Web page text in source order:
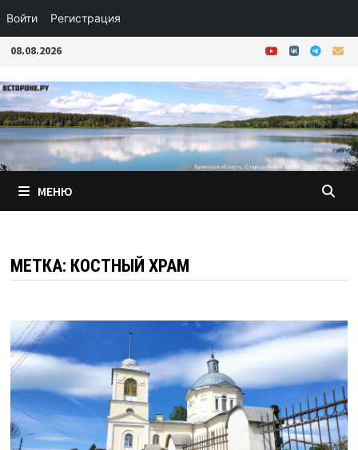
Войти Регистрация
Перейти
содержимому
08.08.2026
МЕНЮ
МЕТКА: КОСТНЫЙ ХРАМ